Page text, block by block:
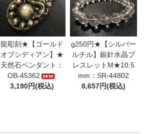
龍彫刻★【ゴールド
オブシディアン】★
天然石ペンダント：
OB-45362
3,190円(税込)
g250円★【シルバー
ルチル】銀針水晶ブ
レスレットM★10.5
mm：SR-44802
8,657円(税込)